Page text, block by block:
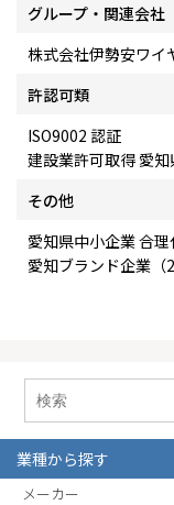
グループ・関連会社
株式会社伊勢安ワイ
許認可類
ISO9002 認証
建設業許可取得 愛
その他
愛知県中小企業 合理
愛知ブランド企業（
業種から探す
メーカー